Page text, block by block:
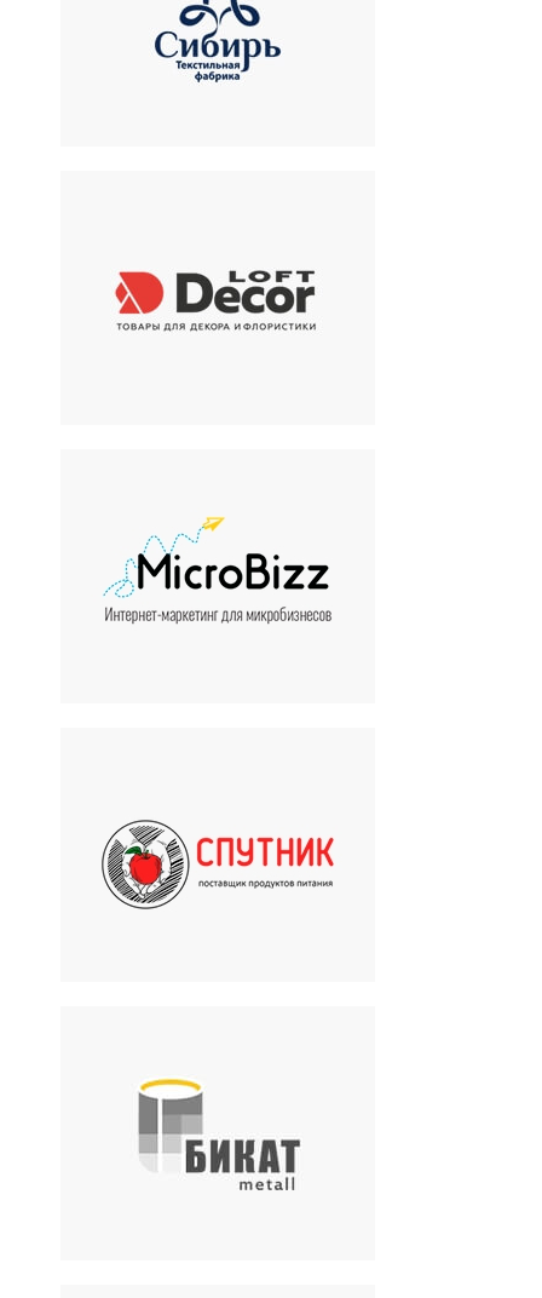
Текстильная фабрика
LOFT DECOR
Товары для декора и
флористики
MicroBizz
Продвижение малого
бизнеса
«СПУТНИК»
Поставщик продуктов
питания
завод по проектированию и
производству
металлоконструкций и
металлоизделий